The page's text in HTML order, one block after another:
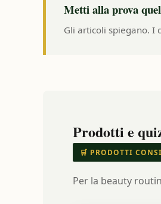
Metti alla prova
Gli articoli spiegano. I
Prodotti e
🛒 PRODOTTI
Per la beauty